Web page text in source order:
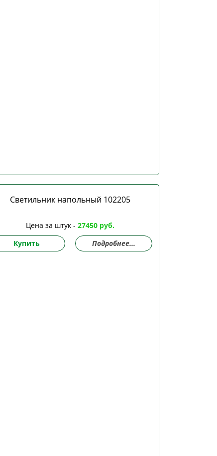
Светильник напольный 102205
Цена за штук - 27450 руб.
Купить
Подробнее...